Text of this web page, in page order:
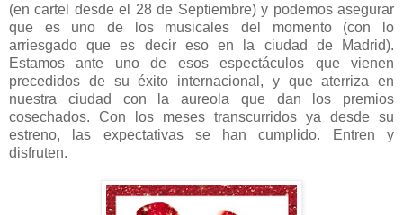
(en cartel desde el 28 de Septiembre) y podemos asegurar
que es uno de los musicales del momento (con lo
arriesgado que es decir eso en la ciudad de Madrid).
Estamos ante uno de esos espectáculos que vienen
precedidos de su éxito internacional, y que aterriza en
nuestra ciudad con la aureola que dan los premios
cosechados. Con los meses transcurridos ya desde su
estreno, las expectativas se han cumplido. Entren y
disfruten.